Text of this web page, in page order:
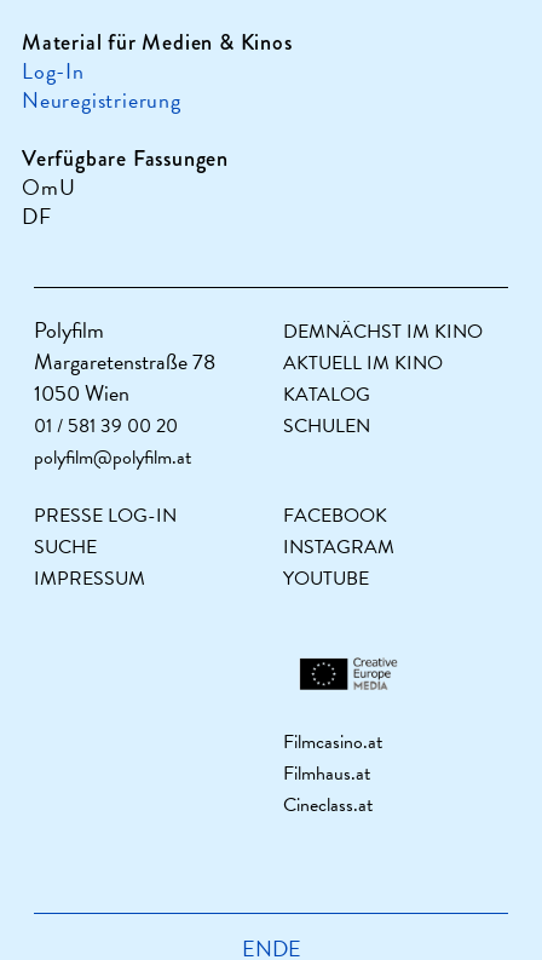
Material für Medien & Kinos
Log-In
Neuregistrierung
Verfügbare Fassungen
OmU
DF
Polyfilm
Margaretenstraße 78
1050 Wien
01 / 581 39 00 20
polyfilm@polyfilm.at
DEMNÄCHST IM KINO
AKTUELL IM KINO
KATALOG
SCHULEN
PRESSE LOG-IN
SUCHE
IMPRESSUM
FACEBOOK
INSTAGRAM
YOUTUBE
Filmcasino.at
Filmhaus.at
Cineclass.at
ENDE